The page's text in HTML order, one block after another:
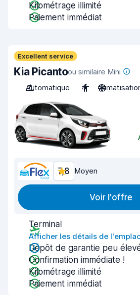
Kilométrage illimité
Paiement immédiat
Excellent service
Kia Picantoou similaire Mini
Automatique
4
7,8 Moyen
Voir l'offre
Terminal
Afficher les détails de
Dépôt de garantie peu
Confirmation immédiate !
Kilométrage illimité
Paiement immédiat